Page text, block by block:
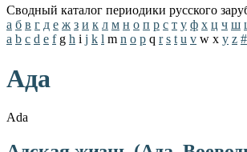
Сводный каталог периодики русского
а б в г д е ж з и к л м н о п р с т у ф х ц ч ш
a b c d e f g h i j k l m n o p q r s t u v w x y z #
Ада
Ada